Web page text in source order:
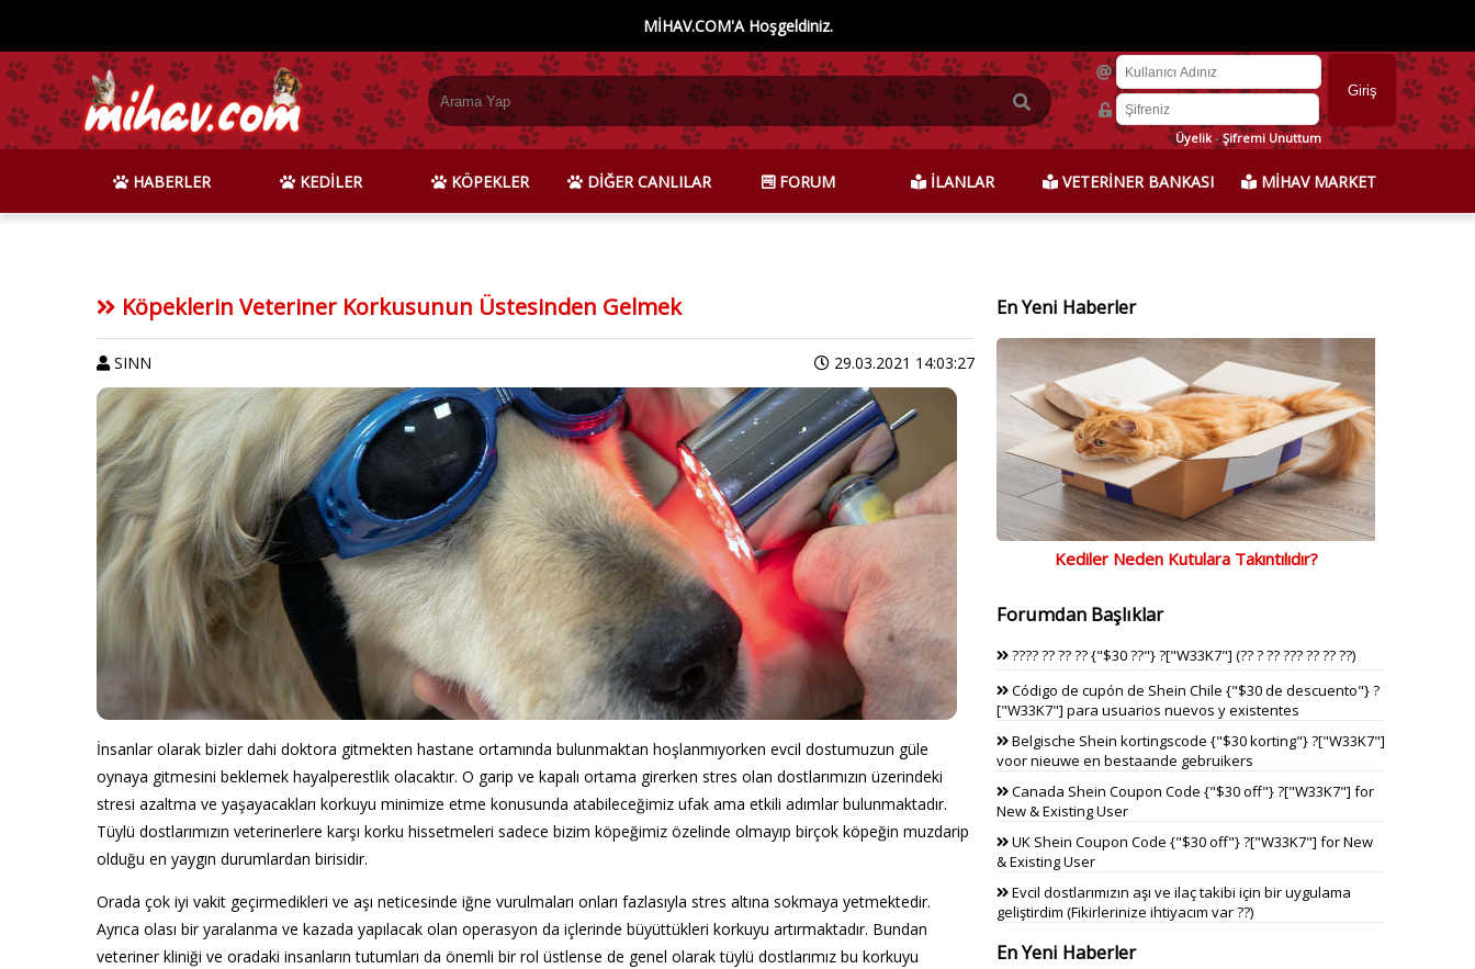
MİHAV.COM'A Hoşgeldiniz.
Üyelik-Şifremi Unuttum
HABERLER KEDİLER KÖPEKLER DİĞER CANLILAR FORUM İLANLAR VETERİNER BANKASI MİHAV MARKET
Köpeklerin Veteriner Korkusunun Üstesinden Gelmek
SINN 29.03.2021 14:03:27
İnsanlar olarak bizler dahi doktora gitmekten hastane ortamında bulunmaktan hoşlanmıyorken evcil dostumuzun güle
oynaya gitmesini beklemek hayalperestlik olacaktır. O garip ve kapalı ortama girerken stres olan dostlarımızın üzerindeki
stresi azaltma ve yaşayacakları korkuyu minimize etme konusunda atabileceğimiz ufak ama etkili adımlar bulunmaktadır.
Tüylü dostlarımızın veterinerlere karşı korku hissetmeleri sadece bizim köpeğimiz özelinde olmayıp birçok köpeğin muzdarip
olduğu en yaygın durumlardan birisidir.
Orada çok iyi vakit geçirmedikleri ve aşı neticesinde iğne vurulmaları onları fazlasıyla stres altına sokmaya yetmektedir.
Ayrıca olası bir yaralanma ve kazada yapılacak olan operasyon da içlerinde büyüttükleri korkuyu artırmaktadır. Bundan
veteriner kliniği ve oradaki insanların tutumları da önemli bir rol üstlense de genel olarak tüylü dostlarımız bu korkuyu
En Yeni Haberler
Kediler Neden Kutulara Takıntılıdır?
Forumdan Başlıklar
???? ?? ?? ?? {"$30 ??"} ?["W33K7"] (?? ? ?? ??? ?? ?? ??)
Código de cupón de Shein Chile {"$30 de descuento"} ?
["W33K7"] para usuarios nuevos y existentes
Belgische Shein kortingscode {"$30 korting"} ?["W33K7"]
voor nieuwe en bestaande gebruikers
Canada Shein Coupon Code {"$30 off"} ?["W33K7"] for
New & Existing User
UK Shein Coupon Code {"$30 off"} ?["W33K7"] for New
& Existing User
Evcil dostlarımızın aşı ve ilaç takibi için bir uygulama
geliştirdim (Fikirlerinize ihtiyacım var ??)
En Yeni Haberler